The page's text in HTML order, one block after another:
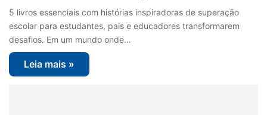
5 livros essenciais com histórias inspiradoras de superação
escolar para estudantes, pais e educadores transformarem
desafios. Em um mundo onde…
Leia mais »